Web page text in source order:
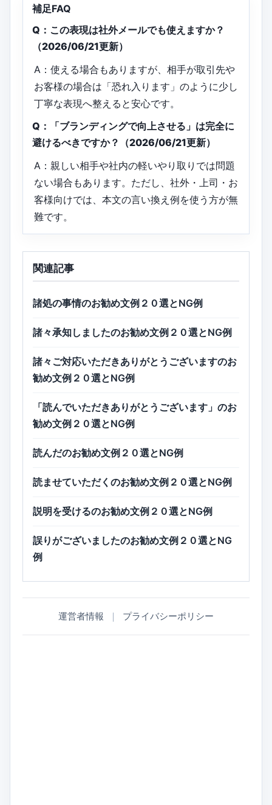
補足FAQ
Q：この表現は社外メールでも使えますか？
（2026/06/21更新）
A：使える場合もありますが、相手が取引先や
お客様の場合は「恐れ入ります」のように少し
丁寧な表現へ整えると安心です。
Q：「ブランディングで向上させる」は完全に
避けるべきですか？（2026/06/21更新）
A：親しい相手や社内の軽いやり取りでは問題
ない場合もあります。ただし、社外・上司・お
客様向けでは、本文の言い換え例を使う方が無
難です。
関連記事
諸処の事情のお勧め文例２０選とNG例
諸々承知しましたのお勧め文例２０選とNG例
諸々ご対応いただきありがとうございますのお
勧め文例２０選とNG例
「読んでいただきありがとうございます」のお
勧め文例２０選とNG例
読んだのお勧め文例２０選とNG例
読ませていただくのお勧め文例２０選とNG例
説明を受けるのお勧め文例２０選とNG例
誤りがございましたのお勧め文例２０選とNG
例
運営者情報 ｜ プライバシーポリシー